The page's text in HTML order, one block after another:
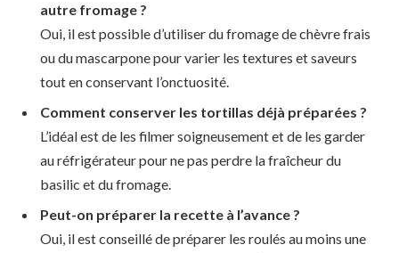
autre fromage ?
Oui, il est possible d’utiliser du fromage de chèvre frais
ou du mascarpone pour varier les textures et saveurs
tout en conservant l’onctuosité.
Comment conserver les tortillas déjà préparées ?
L’idéal est de les filmer soigneusement et de les garder
au réfrigérateur pour ne pas perdre la fraîcheur du
basilic et du fromage.
Peut-on préparer la recette à l’avance ?
Oui, il est conseillé de préparer les roulés au moins une